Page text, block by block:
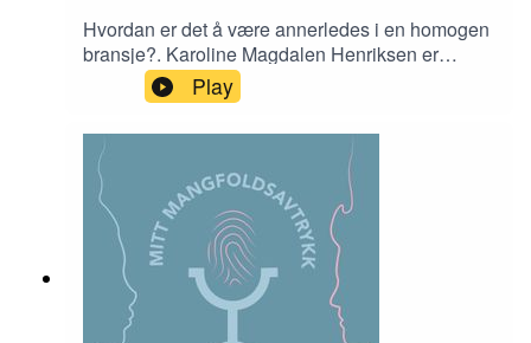
Hvordan er det å være annerledes i en homogen
bransje?. Karoline Magdalen Henriksen er
oppvokst i Alta og jobber idag som it-konsulent. I
dagens episode snakker hun om hvilke
fordommer hun har møtt på i oppveksten og
arbeidslivet på grunn av hennes
annerledesheter.Hun vil ta oss med gjennom
hennes reise for hvordan hun håndterte
fordommene, tok eierskap over sin egen identitet,
og lærte å bruke annerledeshetene sine som en
styrke. I tillegg kommer hun med tips og råd til
tech-bransjen for hvordan de kan øke mangfoldet
i bransjen.
Play